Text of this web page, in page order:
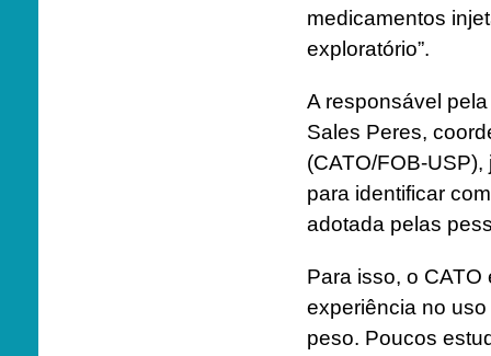
medicamentos
exploratório”.
A responsável
Sales Peres,
(CATO/FOB-
para identificar
adotada pelas
Para isso, o
experiência no
peso. Poucos